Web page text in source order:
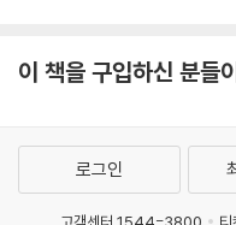
이 책을 구입하신 분들
로그인
고객센터 1544-3800